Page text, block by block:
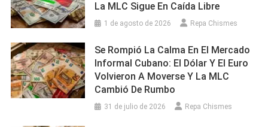
La MLC Sigue En Caída Libre
1 de agosto de 2026 Repa Chismes
Se Rompió La Calma En El Mercado
Informal Cubano: El Dólar Y El Euro
Volvieron A Moverse Y La MLC
Cambió De Rumbo
31 de julio de 2026 Repa Chismes